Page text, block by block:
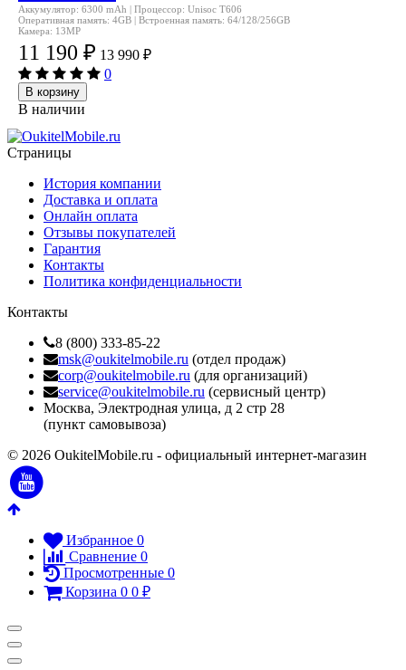
Аккумулятор: 6300 mAh | Процессор: Unisoc T606
Оперативная память: 4GB | Встроенная память: 64/128/256GB
Камера: 13MP
11 190 ₽ 13 990 ₽
0
В корзину
В наличии
Страницы
История компании
Доставка и оплата
Онлайн оплата
Отзывы покупателей
Гарантия
Контакты
Политика конфиденциальности
Контакты
8 (800) 333-85-22
msk@oukitelmobile.ru (отдел продаж)
corp@oukitelmobile.ru (для организаций)
service@oukitelmobile.ru (сервисный центр)
Москва, Электродная улица, д 2 стр 28
(пункт самовывоза)
© 2026 OukitelMobile.ru - официальный интернет-магазин
Избранное 0
Сравнение 0
Просмотренные 0
Корзина 0 0 ₽